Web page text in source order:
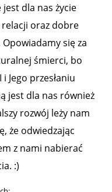
dla nas życie
oraz dobre
się za
śmierci, bo
i Jego przesłaniu
jest dla nas również
rozwój leży nam
że odwiedzając
z nami nabierać
:)